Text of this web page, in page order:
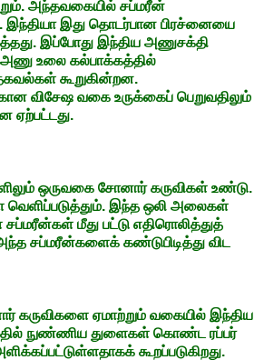
அந்தவகையில் சப்மரீன்
இந்தியா இது தொடர்பான பிரச்னையை
இப்போது இந்திய அணுசக்தி
அணு உலை கல்பாக்கத்தில்
கூறுகின்றன.
விசேஷ வகை உருக்கைப் பெறுவதிலும்
ஏற்பட்டது.
ஒருவகை சோனார் கருவிகள் உண்டு.
இந்த ஒலி அலைகள்
சப்மரீன்கள் மீது பட்டு எதிரொலித்துத்
சப்மரீன்களைக் கண்டுபிடித்து விட
கருவிகளை ஏமாற்றும் வகையில் இந்திய
நுண்ணிய துளைகள் கொண்ட ரப்பர்
கூறப்படுகிறது.